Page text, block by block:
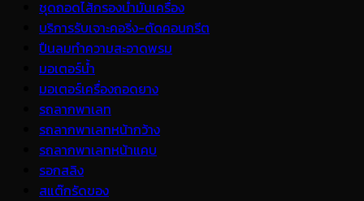
ชุดถอดไส้กรองน้ำมันเครื่อง
บริการรับเจาะคอริ่ง-ตัดคอนกรีต
ปืนลมทำความสะอาดพรม
มอเตอร์น้ำ
มอเตอร์เครื่องถอดยาง
รถลากพาเลท
รถลากพาเลทหน้ากว้าง
รถลากพาเลทหน้าแคบ
รอกสลิง
สแต๊กรัดของ